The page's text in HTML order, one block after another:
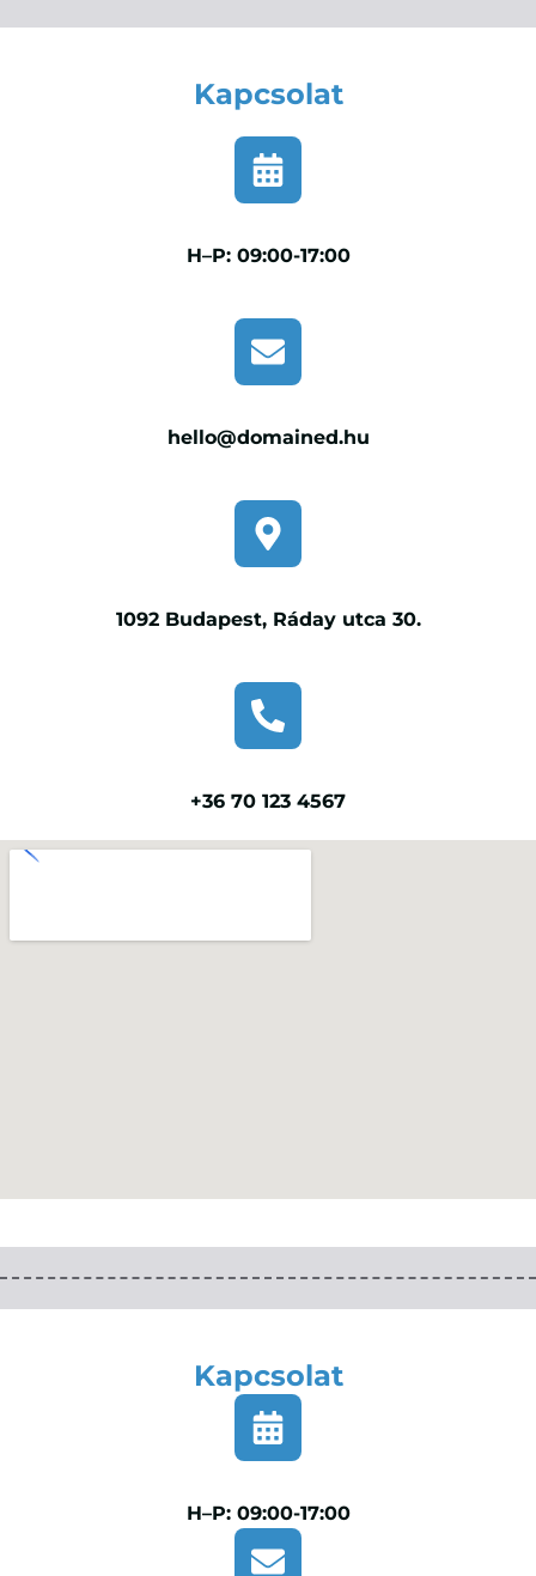
Kapcsolat
H–P: 09:00-17:00
hello@domained.hu
1092 Budapest, Ráday utca 30.
+36 70 123 4567
Kapcsolat
H–P: 09:00-17:00